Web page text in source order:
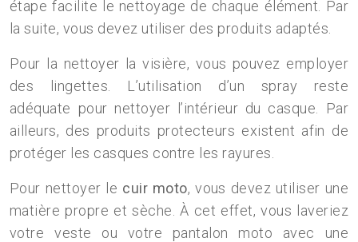
étape facilite le nettoyage de chaque élément. Par
la suite, vous devez utiliser des produits adaptés.
Pour la nettoyer la visière, vous pouvez employer
des lingettes. L’utilisation d’un spray reste
adéquate pour nettoyer l’intérieur du casque. Par
ailleurs, des produits protecteurs existent afin de
protéger les casques contre les rayures.
Pour nettoyer le cuir moto, vous devez utiliser une
matière propre et sèche. À cet effet, vous laveriez
votre veste ou votre pantalon moto avec une